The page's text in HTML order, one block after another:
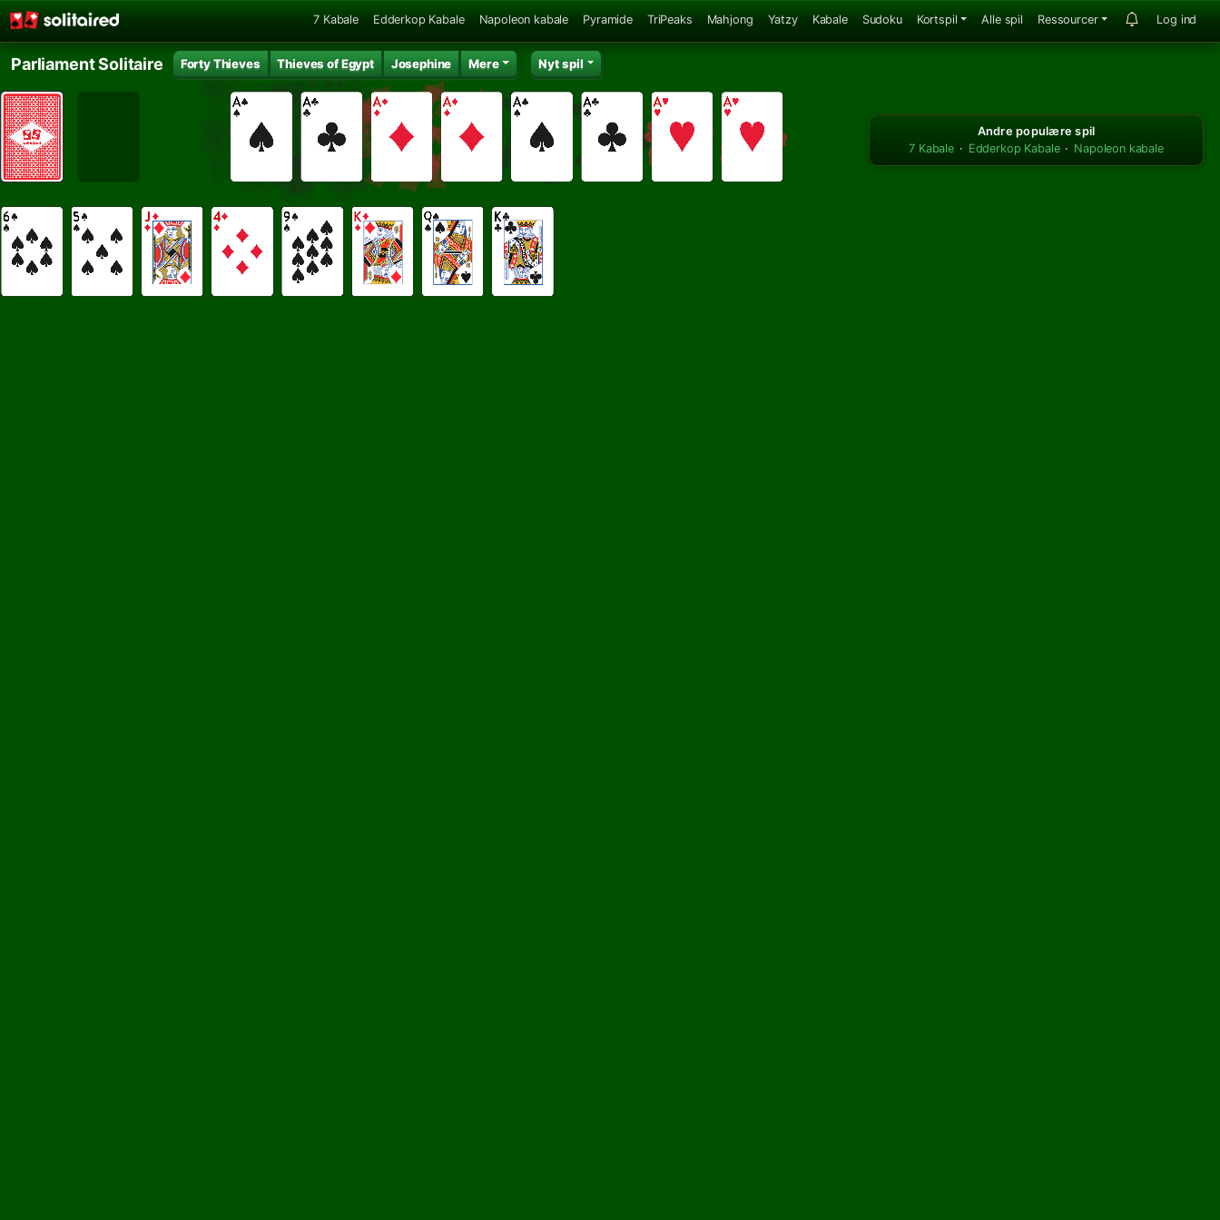
7 Kabale Edderkop Kabale Napoleon kabale Pyramide TriPeaks Mahjong Yatzy Kabale Sudoku Kortspil Alle spil Ressourcer Log ind
Parliament Solitaire Forty Thieves Thieves of Egypt Josephine Mere Nyt spil
Andre populære spil
7 Kabale · Edderkop Kabale · Napoleon kabale